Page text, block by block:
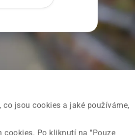
jsou cookies a jaké používáme,
Po kliknutí na "Pouze